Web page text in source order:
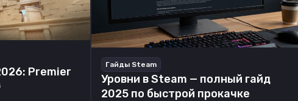
Premier
Гайды Steam
Уровни в Steam — полный гайд
2025 по быстрой прокачке